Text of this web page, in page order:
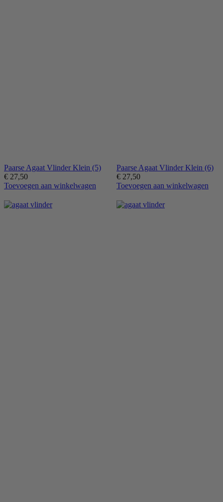
Paarse Agaat Vlinder Klein (5)
€ 27,50
Toevoegen aan winkelwagen
Paarse Agaat Vlinder Klein (6)
€ 27,50
Toevoegen aan winkelwagen